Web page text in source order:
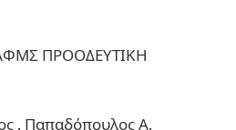
ΠΡΟΟΔΕΥΤΙΚΗ
, Παπαδόπουλος Α.